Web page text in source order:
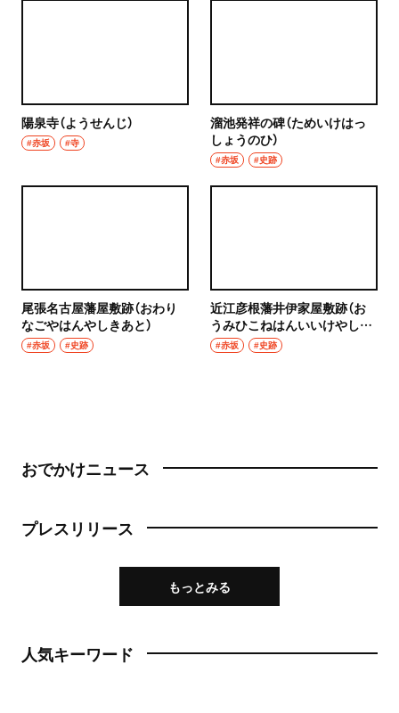
陽泉寺（ようせんじ）
#赤坂 #寺
溜池発祥の碑（ためいけはっ
しょうのひ）
#赤坂 #史跡
尾張名古屋藩屋敷跡（おわり
なごやはんやしきあと）
#赤坂 #史跡
近江彦根藩井伊家屋敷跡（お
うみひこねはんいいけやしき
あと）
#赤坂 #史跡
おでかけニュース
プレスリリース
もっとみる
人気キーワード